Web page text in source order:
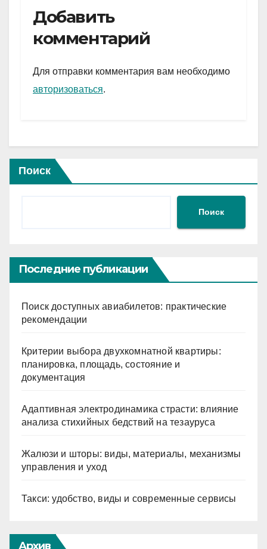
e
gr
a
m
er
s
A
p
и
Добавить
комментарий
Для отправки комментария вам необходимо
авторизоваться.
Поиск
Поиск
Последние публикации
Поиск доступных авиабилетов: практические
рекомендации
Критерии выбора двухкомнатной квартиры:
планировка, площадь, состояние и
документация
Адаптивная электродинамика страсти: влияние
анализа стихийных бедствий на тезауруса
Жалюзи и шторы: виды, материалы, механизмы
управления и уход
Такси: удобство, виды и современные сервисы
Архив